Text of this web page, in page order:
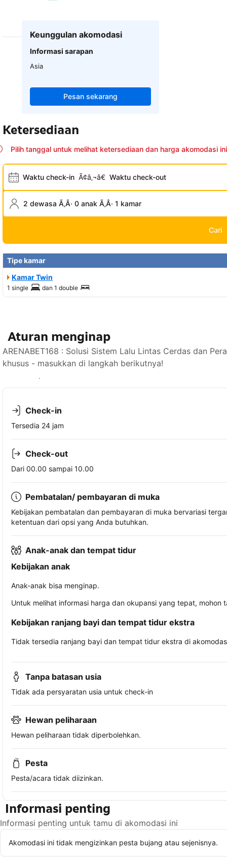
Keunggulan akomodasi
Informasi sarapan
Asia
Pesan sekarang
Ketersediaan
Pilih tanggal untuk melihat ketersediaan dan harga akomodasi ini
Waktu check-in Ã¢â‚¬â€ Waktu check-out
2 dewasa Ã‚Â· 0 anak Ã‚Â· 1 kamar
Cari
Tipe kamar
Kamar Twin
1 single dan 1 double
Aturan menginap
ARENABET168 : Solusi Sistem Lalu Lintas Cerdas dan
khusus - masukkan di langkah berikutnya!
Lihat ketersediaan
Check-in
Tersedia 24 jam
Check-out
Dari 00.00 sampai 10.00
Pembatalan/ pembayaran di muka
Kebijakan pembatalan dan pembayaran di muka bervariasi
ketentuan dari opsi yang Anda butuhkan.
Anak-anak dan tempat tidur
Kebijakan anak
Anak-anak bisa menginap.
Untuk melihat informasi harga dan okupansi yang tepat,
Kebijakan ranjang bayi dan tempat tidur ekstra
Tidak tersedia ranjang bayi dan tempat tidur ekstra di
Tanpa batasan usia
Tidak ada persyaratan usia untuk check-in
Hewan peliharaan
Hewan peliharaan tidak diperbolehkan.
Pesta
Pesta/acara tidak diizinkan.
Informasi penting
Informasi penting untuk tamu di akomodasi ini
Akomodasi ini tidak mengizinkan pesta bujang atau sejenisnya.